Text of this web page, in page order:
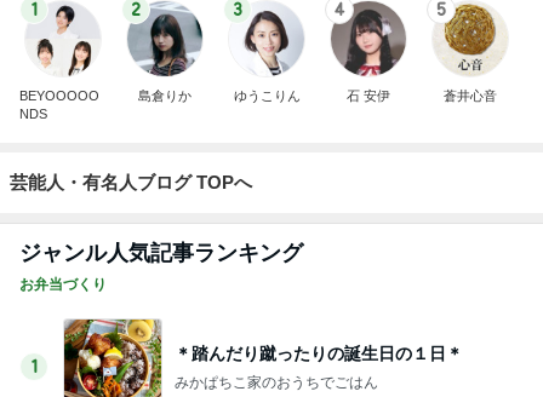
1
BEYOOOOO
NDS
2
島倉りか
3
ゆうこりん
4
石 安伊
5
蒼井心音
芸能人・有名人ブログ TOPへ
ジャンル人気記事ランキング
お弁当づくり
1
＊踏んだり蹴ったりの誕生日の１日＊
みかぱちこ家のおうちでごはん